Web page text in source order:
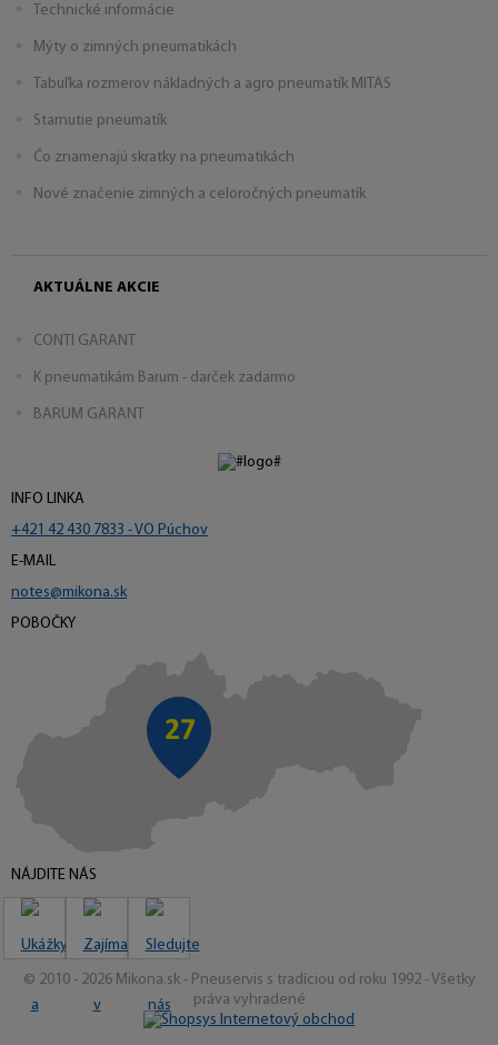
Technické informácie
Mýty o zimných pneumatikách
Tabuľka rozmerov nákladných a agro pneumatík MITAS
Starnutie pneumatík
Čo znamenajú skratky na pneumatikách
Nové značenie zimných a celoročných pneumatík
AKTUÁLNE AKCIE
CONTI GARANT
K pneumatikám Barum - darček zadarmo
BARUM GARANT
INFO LINKA
+421 42 430 7833 - VO Púchov
E-MAIL
notes@mikona.sk
POBOČKY
NÁJDITE NÁS
© 2010 - 2026 Mikona.sk - Pneuservis s tradíciou od roku 1992 - Všetky
práva vyhradené